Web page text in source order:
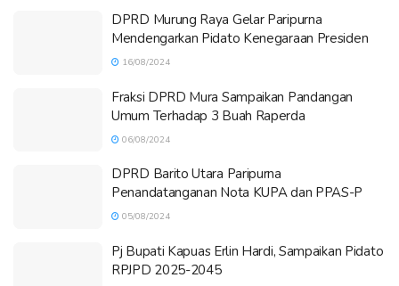
DPRD Murung Raya Gelar Paripurna
Mendengarkan Pidato Kenegaraan Presiden
16/08/2024
Fraksi DPRD Mura Sampaikan Pandangan
Umum Terhadap 3 Buah Raperda
06/08/2024
DPRD Barito Utara Paripurna
Penandatanganan Nota KUPA dan PPAS-P
05/08/2024
Pj Bupati Kapuas Erlin Hardi, Sampaikan Pidato
RPJPD 2025-2045